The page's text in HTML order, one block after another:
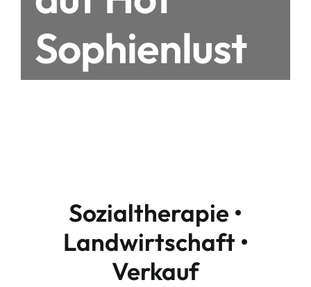
Sophienlust
Sozialtherapie •
Landwirtschaft •
Verkauf